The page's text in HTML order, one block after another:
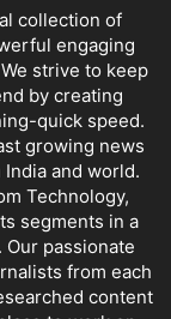
collection of
engaging
strive to keep
by creating
quick speed.
growing news
and world.
Technology,
segments in a
passionate
from each
content